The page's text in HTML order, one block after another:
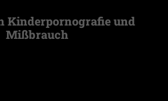
Kinderpornografie und
Mißbrauch